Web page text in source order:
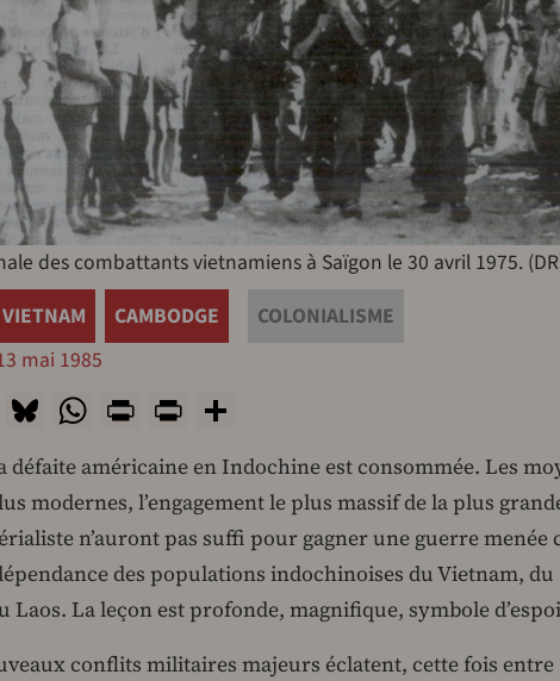
des combattants vietnamiens à Saïgon le 30 avril 1975.
VIETNAM CAMBODGE
COLONIALISME
mai 1985
Mastodon
Bluesky
WhatsApp
PrintPrintFriendly
défaite américaine en Indochine est consommée. Les
modernes, l’engagement le plus massif de la plus
n’auront pas suffi pour gagner une guerre menée
des populations indochinoises du Vietnam, du
Laos. La leçon est profonde, magnifique, symbole
conflits militaires majeurs éclatent, cette fois entre